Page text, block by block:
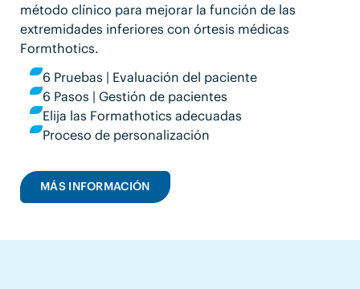
método clínico para mejorar la función de las
extremidades inferiores con órtesis médicas
Formthotics.
6 Pruebas | Evaluación del paciente
6 Pasos | Gestión de pacientes
Elija las Formathotics adecuadas
Proceso de personalización
MÁS INFORMACIÓN